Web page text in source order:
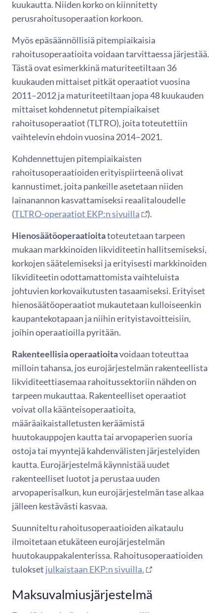
kuukautta. Niiden korko on kiinnitetty
perusrahoitusoperaation korkoon.
Myös epäsäännöllisiä pitempiaikaisia
rahoitusoperaatioita voidaan tarvittaessa järjestää.
Tästä ovat esimerkkinä maturiteetiltaan 36
kuukauden mittaiset pitkät operaatiot vuosina
2011–2012 ja maturiteetiltaan jopa 48 kuukauden
mittaiset kohdennetut pitempiaikaiset
rahoitusoperaatiot (TLTRO), joita toteutettiin
vaihtelevin ehdoin vuosina 2014–2021.
Kohdennettujen pitempiaikaisten
rahoitusoperaatioiden erityispiirteenä olivat
kannustimet, joita pankeille asetetaan niiden
lainanannon kasvattamiseksi reaalitaloudelle
(TLTRO-operaatiot EKP:n sivuilla
).
Hienosäätöoperaatioitatoteutetaan tarpeen
mukaan markkinoiden likviditeetin hallitsemiseksi,
korkojen säätelemiseksi ja erityisesti markkinoiden
likviditeetin odottamattomista vaihteluista
johtuvien korkovaikutusten tasaamiseksi. Erityiset
hienosäätöoperaatiot mukautetaan kulloiseenkin
kaupantekotapaan ja niihin erityistavoitteisiin,
joihin operaatioilla pyritään.
Rakenteellisia operaatioitavoidaan toteuttaa
milloin tahansa, jos eurojärjestelmän rakenteellista
likviditeettiasemaa rahoitussektoriin nähden on
tarpeen mukauttaa. Rakenteelliset operaatiot
voivat olla käänteisoperaatioita,
määräaikaistalletusten keräämistä
huutokauppojen kautta tai arvopaperien suoria
ostoja tai myyntejä kahdenvälisten järjestelyiden
kautta. Eurojärjestelmä käynnistää uudet
rakenteelliset luotot ja perustaa uuden
arvopaperisalkun, kun eurojärjestelmän tase alkaa
jälleen kestävästi kasvaa.
Suunniteltu rahoitusoperaatioiden aikataulu
ilmoitetaan etukäteen eurojärjestelmän
huutokauppakalenterissa. Rahoitusoperaatioiden
tulokset julkaistaan EKP:n sivuilla.
Maksuvalmiusjärjestelmä